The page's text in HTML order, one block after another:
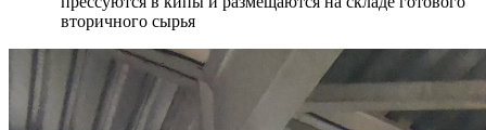
вторичного сырья